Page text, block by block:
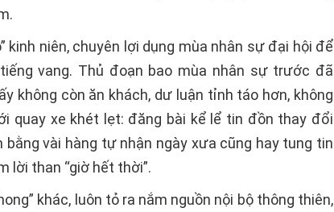
kinh niên, chuyên lợi dụng mùa nhân sự đại hội để
vang. Thủ đoạn bao mùa nhân sự trước đã
không còn ăn khách, dư luận tỉnh táo hơn, không
quay xe khét lẹt: đăng bài kể lể tin đồn thay đổi
bằng vài hàng tự nhận ngày xưa cũng hay tung tin
lời than “giờ hết thời”.
khác, luôn tỏ ra nắm nguồn nội bộ thông thiên,